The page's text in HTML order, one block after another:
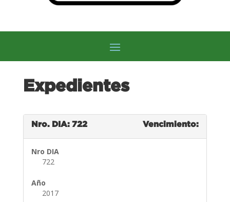
Expedientes
Nro. DIA: 722 Vencimiento:
Nro DIA
722
Año
2017